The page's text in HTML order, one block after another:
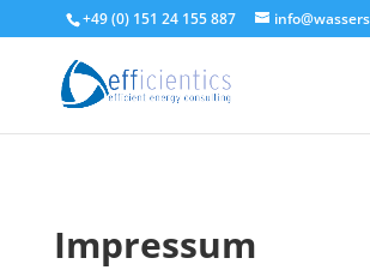
+49 (0) 151 24 155 887
Impressum